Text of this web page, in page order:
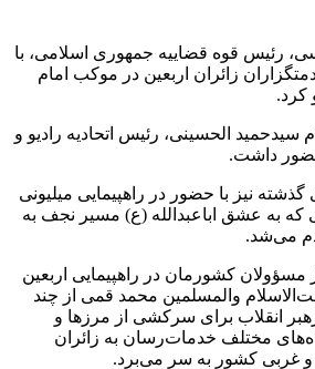
رئیس قوه قضاییه جمهوری اسلامی، با
عمود 285 با خدمتگزاران زائران اربعین در موکب امام
کرد.
سیدحمید الحسینی، رئیس اتحادیه رادیو و
داشت.
نیز با حضور در راهپیمایی میلیونی
که به عشق اباعبدالله (ع) مسیر نجف به
می‌شد.
مسؤولان کشورمان در راهپیمایی اربعین
والمسلمین محمد قمی از چند
انقلاب برای سرکشی از مرزها و
مختلف خدمات‌رسان به زائران
غربی کشور به سر می‌برد.